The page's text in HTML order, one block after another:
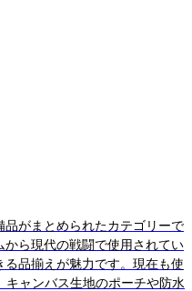
がまとめられたカテゴリーで
ら現代の戦闘で使用されてい
品揃えが魅力です。現在も使
ャンバス生地のポーチや防水